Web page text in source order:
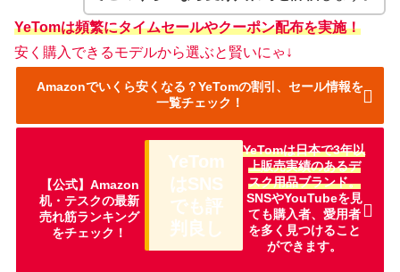
YeTomは頻繁にタイムセールやクーポン配布を実施！
安く購入できるモデルから選ぶと賢いにゃ↓
Amazonでいくら安くなる？YeTomの割引、セール情報を
一覧チェック！
【公式】Amazon
机・テスクの最新
売れ筋ランキング
をチェック！
YeTom
はSNS
でも評
判良し
YeTomは日本で3年以
上販売実績のあるデ
スク用品ブランド。
SNSやYouTubeを見
ても購入者、愛用者
を多く見つけること
ができます。